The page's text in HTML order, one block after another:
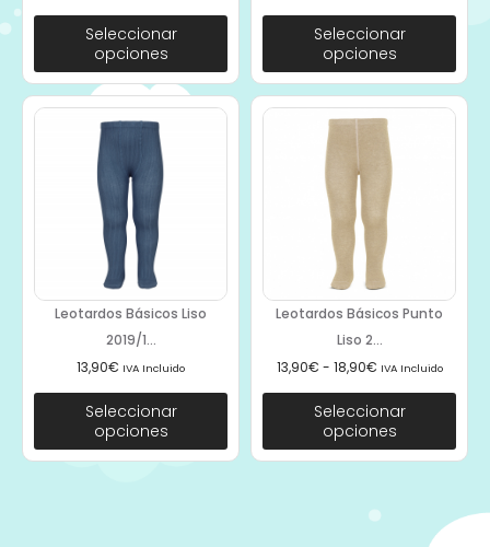
Seleccionar
opciones
Seleccionar
opciones
Leotardos Básicos Liso
2019/1...
13,90€ IVA Incluido
Seleccionar
opciones
Leotardos Básicos Punto
Liso 2...
13,90€ - 18,90€ IVA Incluido
Seleccionar
opciones